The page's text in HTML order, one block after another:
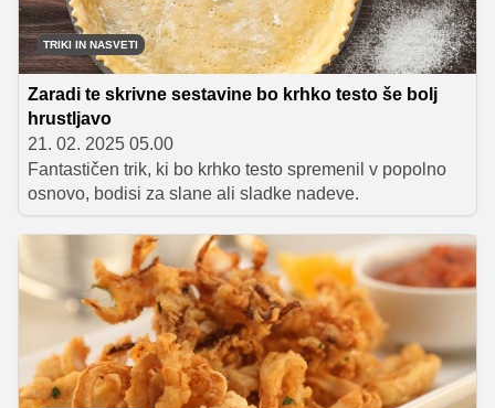
TRIKI IN NASVETI
Zaradi te skrivne sestavine bo krhko testo še bolj
hrustljavo
21. 02. 2025 05.00
Fantastičen trik, ki bo krhko testo spremenil v popolno
osnovo, bodisi za slane ali sladke nadeve.